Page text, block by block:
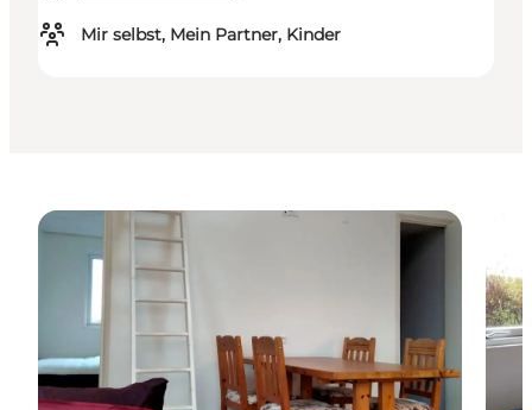
Mir selbst, Mein Partner, Kinder